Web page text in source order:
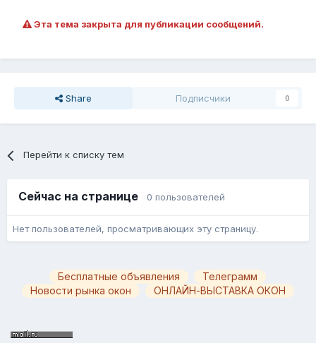
Эта тема закрыта для публикации сообщений.
Share Подписчики 0
Перейти к списку тем
Сейчас на странице 0 пользователей
Нет пользователей, просматривающих эту страницу.
Бесплатные объявления
Телеграмм
Новости рынка окон
ОНЛАЙН-ВЫСТАВКА ОКОН